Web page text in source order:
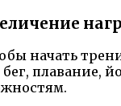
начать
плавание,